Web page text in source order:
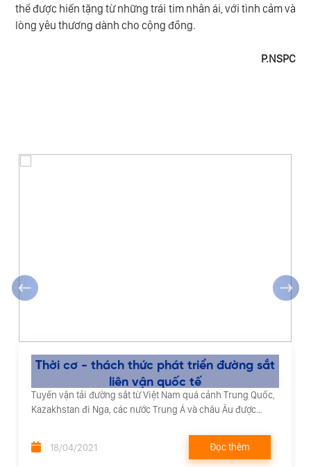
thể được hiến tặng từ những trái tim nhân ái, với tình cảm và
lòng yêu thương dành cho cộng đồng.
P.NSPC
Thời cơ - thách thức phát triển đường sắt
liên vận quốc tế
Tuyến vận tải đường sắt từ Việt Nam quá cảnh Trung Quốc,
Kazakhstan đi Nga, các nước Trung Á và châu Âu được
18/04/2021 Đọc thêm